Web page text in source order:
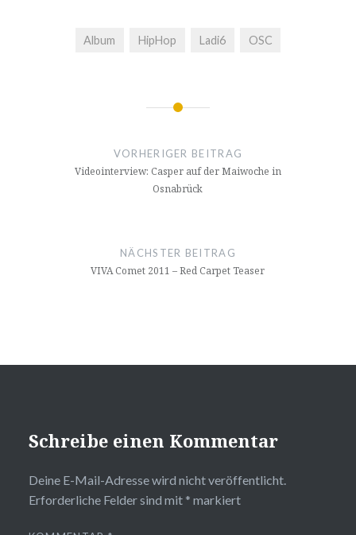
Album HipHop Ladi6 OSC
Beitragsnavigation
VORHERIGER BEITRAG
Videointerview: Casper auf der Maiwoche in
Osnabrück
NÄCHSTER BEITRAG
VIVA Comet 2011 – Red Carpet Teaser
Schreibe einen Kommentar
Deine E-Mail-Adresse wird nicht veröffentlicht.
Erforderliche Felder sind mit * markiert